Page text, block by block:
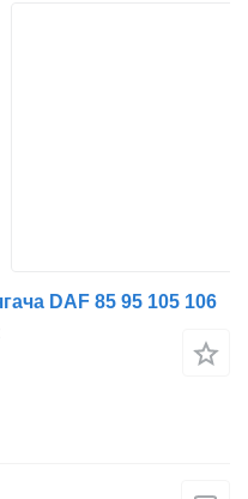
DAF 85 95 105 106